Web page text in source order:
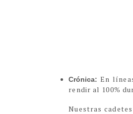
Crónica: En
rendir al 100%
Nuestras